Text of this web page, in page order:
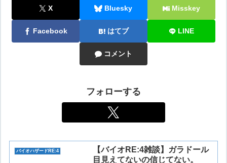
X Bluesky Misskey
Facebook はてブ LINE
コメント
フォローする
バイオハザードRE:4
【バイオRE:4雑談】ガラドール
目見えてないの信じてない。